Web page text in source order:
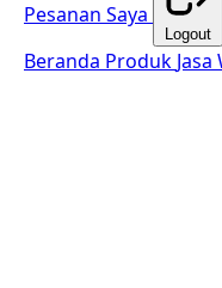
Pesanan Saya
Logout
Beranda Produk